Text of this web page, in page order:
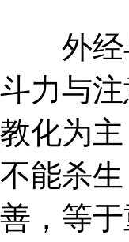
外经与
斗力与
教化为
不能杀
善，等于